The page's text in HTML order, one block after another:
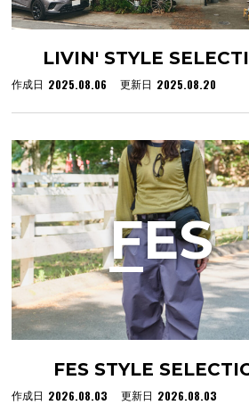
LIVIN' STYLE
作成日 2025.08.06 更新日 2025.08.20
FES STYLE
作成日 2026.08.03 更新日 2026.08.03
FES